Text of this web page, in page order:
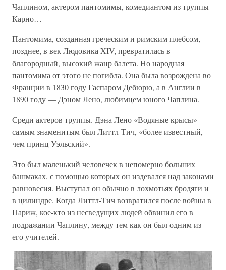
Чаплином, актером пантомимы, комедиантом из труппы
Карно…
Пантомима, созданная греческим и римским плебсом,
позднее, в век Людовика XIV, превратилась в
благородный, высокий жанр балета. Но народная
пантомима от этого не погибла. Она была возрождена во
Франции в 1830 году Гаспаром Дебюрю, а в Англии в
1890 году — Дэном Лено, любимцем юного Чаплина.
Среди актеров труппы. Дэна Лено «Водяные крысы»
самым знаменитым был Литтл-Тич, «более известный,
чем принц Уэльский».
Это был маленький человечек в непомерно больших
башмаках, с помощью которых он издевался над законами
равновесия. Выступал он обычно в лохмотьях бродяги и
в цилиндре. Когда Литтл-Тич возвратился после войны в
Париж, кое-кто из несведущих людей обвинил его в
подражании Чаплину, между тем как он был одним из
его учителей.